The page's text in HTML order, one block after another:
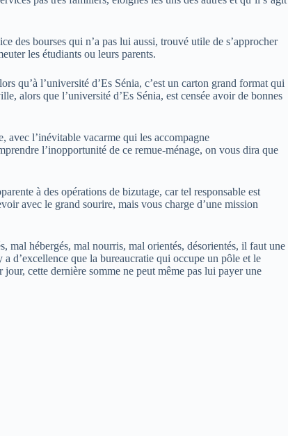
des bourses qui n’a pas lui aussi, trouvé utile de s’approcher
les étudiants ou leurs parents.
qu’à l’université d’Es Sénia, c’est un carton grand format qui
alors que l’université d’Es Sénia, est censée avoir de bonnes
avec l’inévitable vacarme qui les accompagne
l’inopportunité de ce remue-ménage, on vous dira que
à des opérations de bizutage, car tel responsable est
avec le grand sourire, mais vous charge d’une mission
mal hébergés, mal nourris, mal orientés, désorientés, il faut une
d’excellence que la bureaucratie qui occupe un pôle et le
cette dernière somme ne peut même pas lui payer une